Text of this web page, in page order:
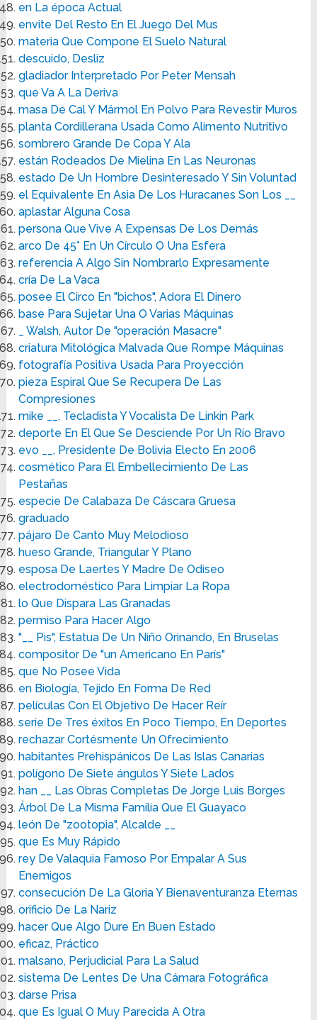
en La época Actual
envite Del Resto En El Juego Del Mus
materia Que Compone El Suelo Natural
descuido, Desliz
gladiador Interpretado Por Peter Mensah
que Va A La Deriva
masa De Cal Y Mármol En Polvo Para Revestir Muros
planta Cordillerana Usada Como Alimento Nutritivo
sombrero Grande De Copa Y Ala
están Rodeados De Mielina En Las Neuronas
estado De Un Hombre Desinteresado Y Sin Voluntad
el Equivalente En Asia De Los Huracanes Son Los __
aplastar Alguna Cosa
persona Que Vive A Expensas De Los Demás
arco De 45° En Un Círculo O Una Esfera
referencia A Algo Sin Nombrarlo Expresamente
cría De La Vaca
posee El Circo En "bichos", Adora El Dinero
base Para Sujetar Una O Varias Máquinas
_ Walsh, Autor De "operación Masacre"
criatura Mitológica Malvada Que Rompe Máquinas
fotografía Positiva Usada Para Proyección
pieza Espiral Que Se Recupera De Las
Compresiones
mike __, Tecladista Y Vocalista De Linkin Park
deporte En El Que Se Desciende Por Un Río Bravo
evo __, Presidente De Bolivia Electo En 2006
cosmético Para El Embellecimiento De Las
Pestañas
especie De Calabaza De Cáscara Gruesa
graduado
pájaro De Canto Muy Melodioso
hueso Grande, Triangular Y Plano
esposa De Laertes Y Madre De Odiseo
electrodoméstico Para Limpiar La Ropa
lo Que Dispara Las Granadas
permiso Para Hacer Algo
"__ Pis", Estatua De Un Niño Orinando, En Bruselas
compositor De "un Americano En París"
que No Posee Vida
en Biología, Tejido En Forma De Red
películas Con El Objetivo De Hacer Reír
serie De Tres éxitos En Poco Tiempo, En Deportes
rechazar Cortésmente Un Ofrecimiento
habitantes Prehispánicos De Las Islas Canarias
polígono De Siete ángulos Y Siete Lados
han __ Las Obras Completas De Jorge Luis Borges
Árbol De La Misma Familia Que El Guayaco
león De "zootopia", Alcalde __
que Es Muy Rápido
rey De Valaquia Famoso Por Empalar A Sus
Enemigos
consecución De La Gloria Y Bienaventuranza Eternas
orificio De La Nariz
hacer Que Algo Dure En Buen Estado
eficaz, Práctico
malsano, Perjudicial Para La Salud
sistema De Lentes De Una Cámara Fotográfica
darse Prisa
que Es Igual O Muy Parecida A Otra